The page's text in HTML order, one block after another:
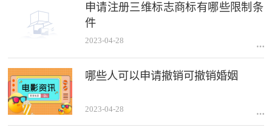
申请注册三维标志商标有哪些限制条
件
2023-04-28
哪些人可以申请撤销可撤销婚姻
2023-04-28